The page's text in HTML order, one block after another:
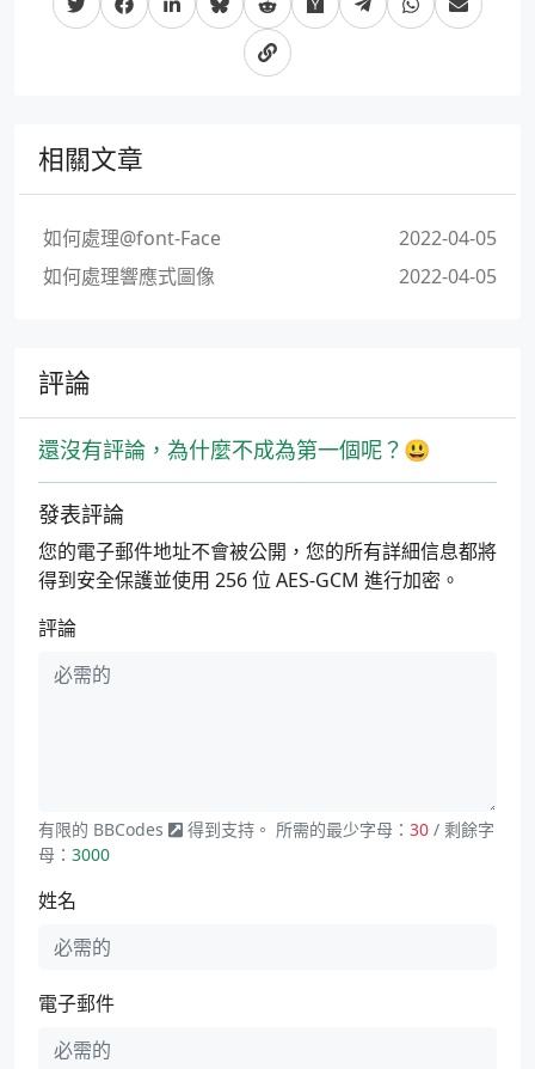
相關文章
如何處理@font-Face
2022-04-05
如何處理響應式圖像
2022-04-05
評論
還沒有評論，為什麼不成為第一個呢？😃
發表評論
您的電子郵件地址不會被公開，您的所有詳細信息都將
得到安全保護並使用 256 位 AES-GCM 進行加密。
評論
有限的 BBCodes 得到支持。 所需的最少字母：30 / 剩餘字
母： 3000
姓名
電子郵件